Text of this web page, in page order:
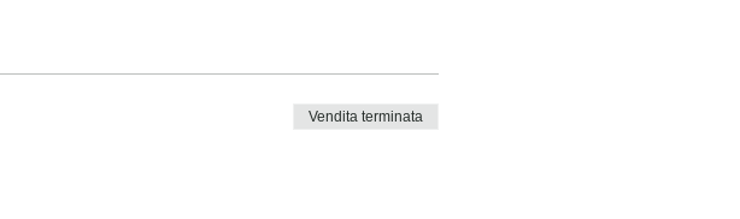
Vendita terminata